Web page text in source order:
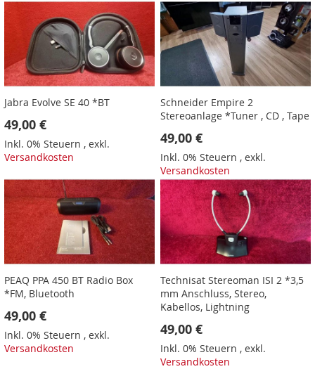
Jabra Evolve SE 40 *BT
49,00 €
Inkl. 0% Steuern , exkl.
Versandkosten
Schneider Empire 2
Stereoanlage *Tuner , CD , Tape
49,00 €
Inkl. 0% Steuern ,exkl.
Versandkosten
PEAQ PPA 450 BT Radio Box
*FM, Bluetooth
49,00 €
Inkl. 0% Steuern , exkl.
Versandkosten
Technisat Stereoman ISI 2 *3,5
mm Anschluss, Stereo,
Kabellos, Lightning
49,00 €
Inkl. 0% Steuern ,exkl.
Versandkosten